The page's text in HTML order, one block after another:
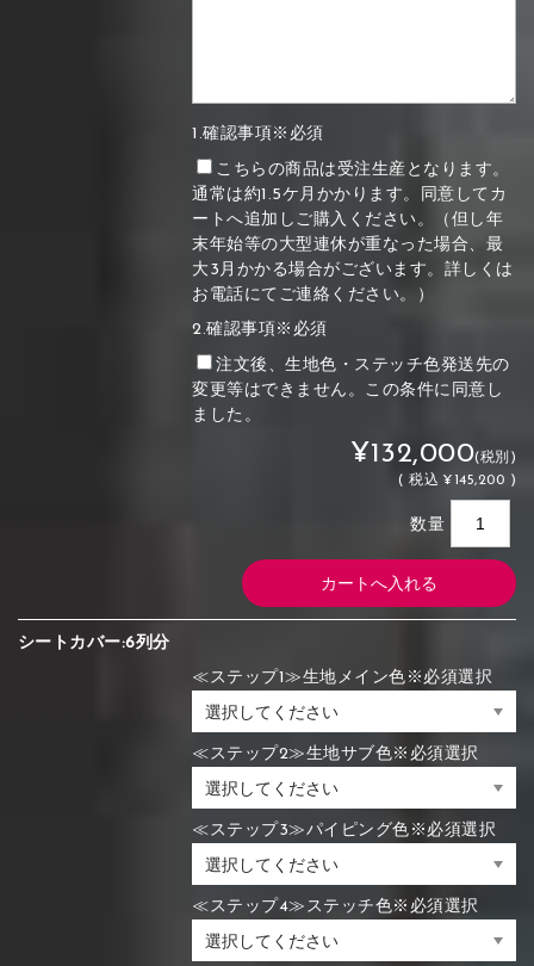
1.確認事項※必須
こちらの商品は受注生産となります。
通常は約1.5ケ月かかります。同意してカ
ートへ追加しご購入ください。（但し年
末年始等の大型連休が重なった場合、最
大3月かかる場合がございます。詳しくは
お電話にてご連絡ください。）
2.確認事項※必須
注文後、生地色・ステッチ色発送先の
変更等はできません。この条件に同意し
ました。
¥132,000(税別)
(税込 ¥145,200 )
数量
シートカバー:6列分
≪ステップ1≫生地メイン色※必須選択
≪ステップ2≫生地サブ色※必須選択
≪ステップ3≫パイピング色※必須選択
≪ステップ4≫ステッチ色※必須選択